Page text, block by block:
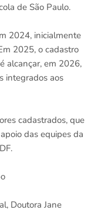
de São Paulo.
2024, inicialmente
2025, o cadastro
alcançar, em 2026,
integrados aos
cadastrados, que
das equipes da
Doutora Jane